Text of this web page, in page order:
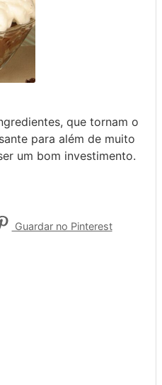
que tornam o
para além de muito
um bom investimento.
Guardar no Pinterest